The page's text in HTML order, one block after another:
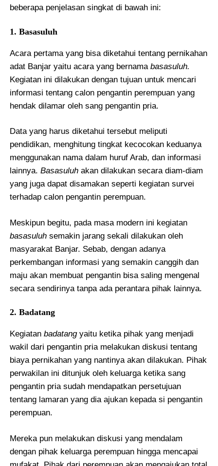
beberapa penjelasan singkat di bawah ini:
1. Basasuluh
Acara pertama yang bisa diketahui tentang pernikahan
adat Banjar yaitu acara yang bernama basasuluh.
Kegiatan ini dilakukan dengan tujuan untuk mencari
informasi tentang calon pengantin perempuan yang
hendak dilamar oleh sang pengantin pria.
Data yang harus diketahui tersebut meliputi
pendidikan, menghitung tingkat kecocokan keduanya
menggunakan nama dalam huruf Arab, dan informasi
lainnya. Basasuluh akan dilakukan secara diam-diam
yang juga dapat disamakan seperti kegiatan survei
terhadap calon pengantin perempuan.
Meskipun begitu, pada masa modern ini kegiatan
basasuluh semakin jarang sekali dilakukan oleh
masyarakat Banjar. Sebab, dengan adanya
perkembangan informasi yang semakin canggih dan
maju akan membuat pengantin bisa saling mengenal
secara sendirinya tanpa ada perantara pihak lainnya.
2. Badatang
Kegiatan badatang yaitu ketika pihak yang menjadi
wakil dari pengantin pria melakukan diskusi tentang
biaya pernikahan yang nantinya akan dilakukan. Pihak
perwakilan ini ditunjuk oleh keluarga ketika sang
pengantin pria sudah mendapatkan persetujuan
tentang lamaran yang dia ajukan kepada si pengantin
perempuan.
Mereka pun melakukan diskusi yang mendalam
dengan pihak keluarga perempuan hingga mencapai